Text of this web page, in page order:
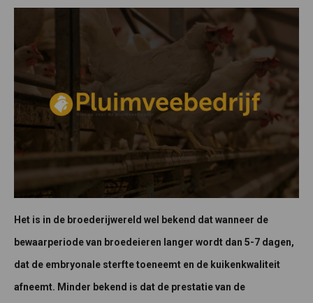
Het is in de broederijwereld wel bekend dat wanneer de
bewaarperiode van broedeieren langer wordt dan 5-7 dagen,
dat de embryonale sterfte toeneemt en de kuikenkwaliteit
afneemt. Minder bekend is dat de prestatie van de